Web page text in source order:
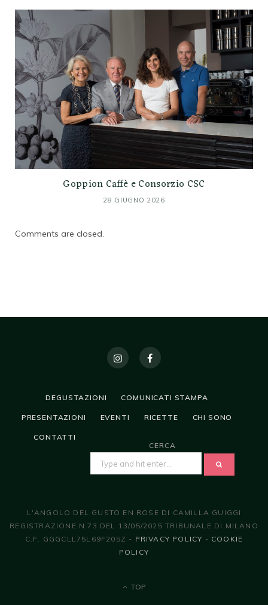
Goppion Caffè e Consorzio CSC
28 GIUGNO 2026
Comments are closed.
DEGUSTAZIONI COMUNICATI STAMPA
PRESENTAZIONI EVENTI RICETTE CHI SONO
CONTATTI
CERCA
FOR:
L'ANGOLO DEL GUSTO EN ROSE DI CAMILLA GUIGGI
REGISTRAZIONE N.73 DEL 13/05/2025 TRIBUNALE DI MILANO
C.F. GGGCLL75L69F205Z - PRIVACY POLICY - COOKIE
POLICY
TOP